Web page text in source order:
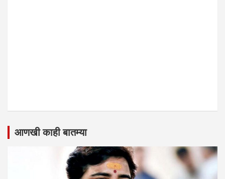
आणखी काही बातम्या